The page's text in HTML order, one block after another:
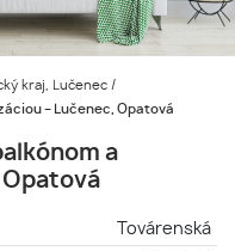
kraj, Lučenec /
– Lučenec, Opatová
a
Továrenská